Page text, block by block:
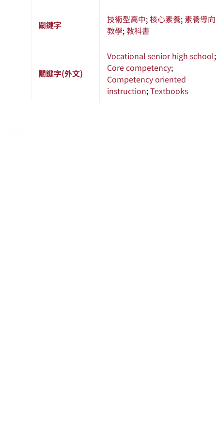
關鍵字 技術型高中;核心素養; 素養導向
教學;教科書
關鍵字(外文)
Vocational senior high school;
Core competency;
Competency oriented
instruction;Textbooks